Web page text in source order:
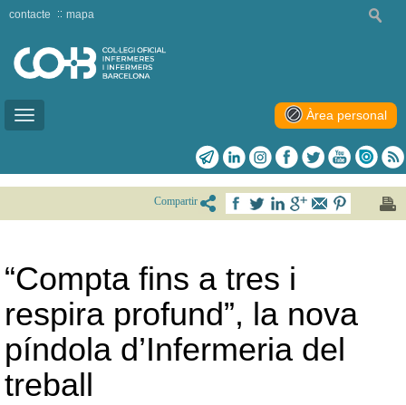
Toggle
contacte mapa
Àrea personal
Compartir
“Compta fins a tres i
respira profund”, la nova
píndola d’Infermeria del
treball